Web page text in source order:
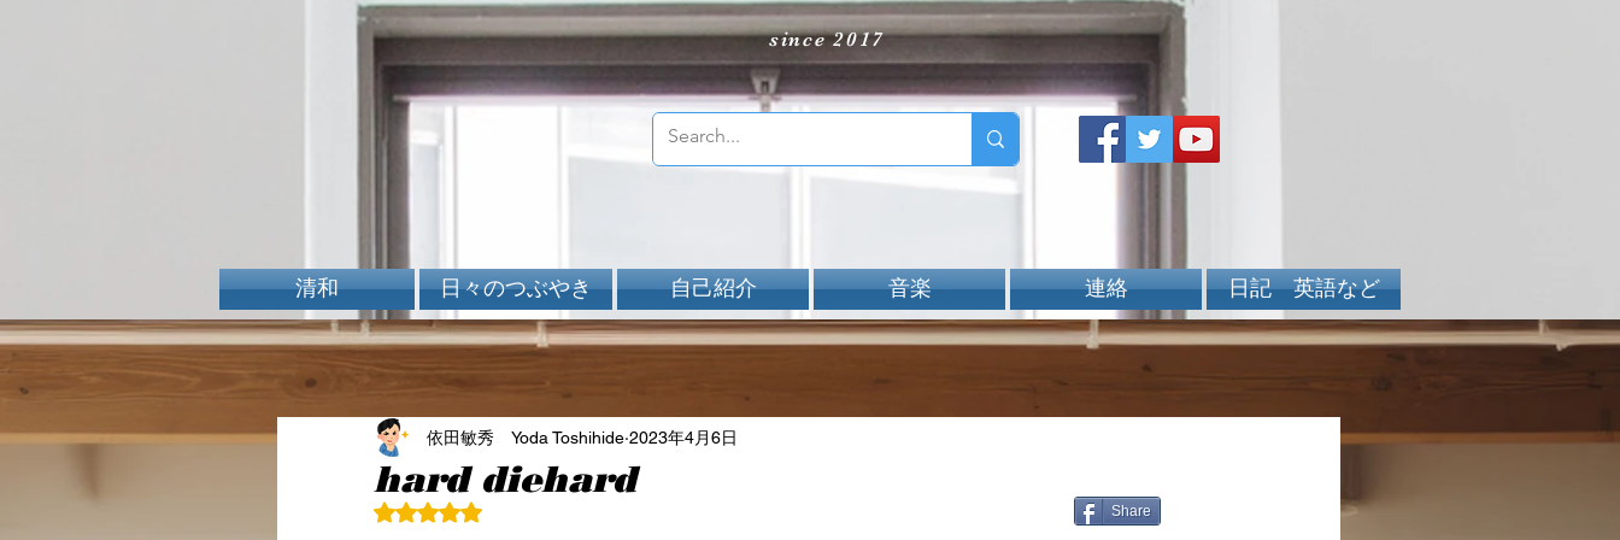
since 2017
清和 日々のつぶやき 自己紹介 音楽 連絡 日記 英語など
hard diehard
依田敏秀 Yoda Toshihide 2023年4月6日
5つ星のうちNaNと評価されています。 Share